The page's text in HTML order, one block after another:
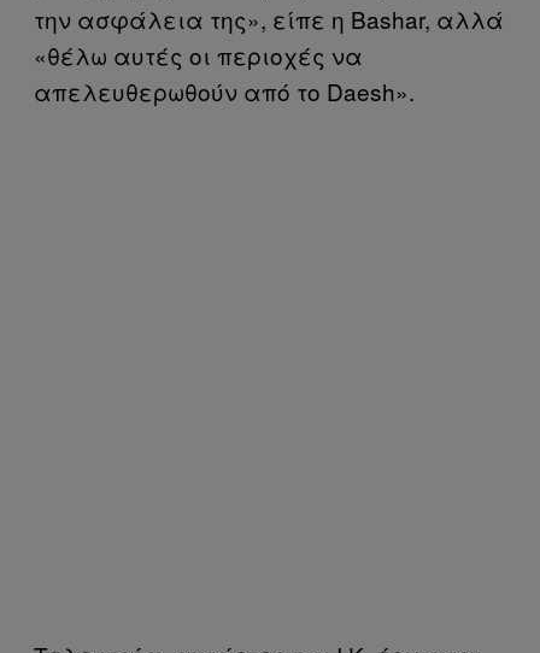
την ασφάλεια της», είπε η Bashar, αλλά
«θέλω αυτές οι περιοχές να
απελευθερωθούν από το Daesh».